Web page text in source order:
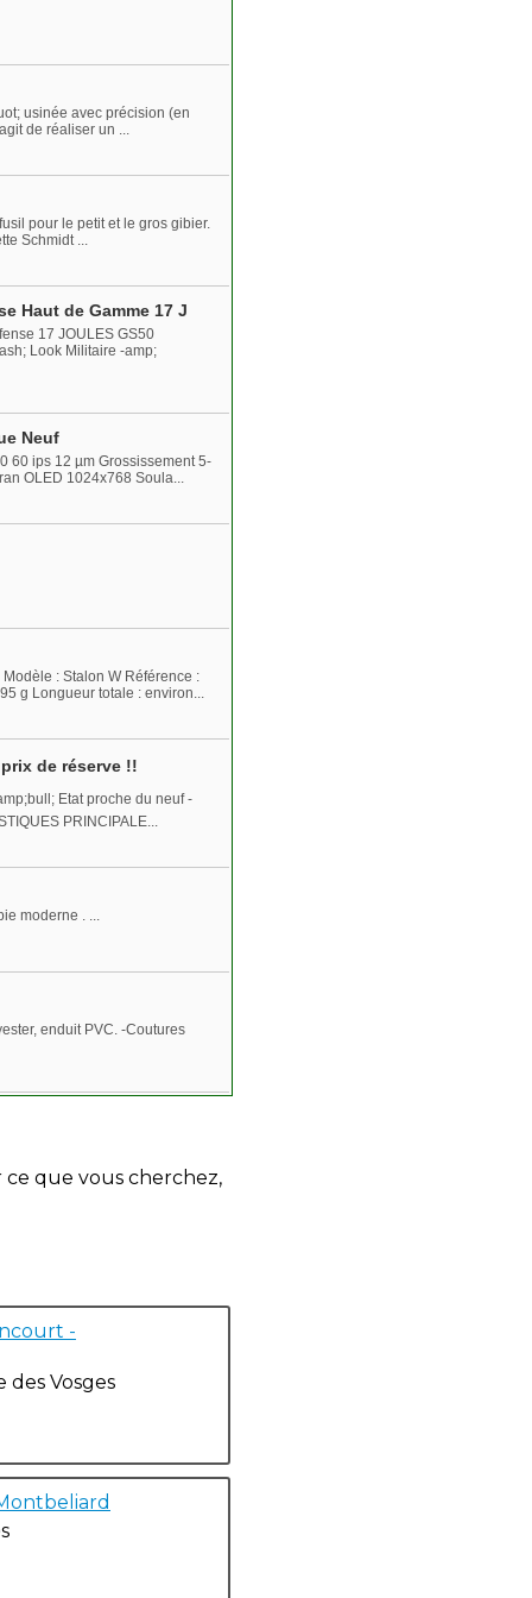
usinée avec précision (en
de réaliser un ...
pour le petit et le gros gibier.
Schmidt ...
Haut de Gamme 17 J
17 JOULES GS50
Look Militaire -amp;
Neuf
60 ips 12 µm Grossissement 5-
OLED 1024x768 Soula...
: Stalon W Référence :
g Longueur totale : environ...
de réserve !!
Etat proche du neuf -
PRINCIPALE...
moderne . ...
enduit PVC. -Coutures
ce que vous cherchez,
-
Vosges